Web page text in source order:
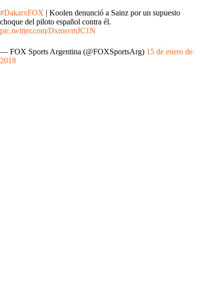
#DakarxFOX | Koolen denunció a Sainz por un supuesto
choque del piloto español contra él.
pic.twitter.com/DxmsvmJC1N
— FOX Sports Argentina (@FOXSportsArg) 15 de enero de
2018